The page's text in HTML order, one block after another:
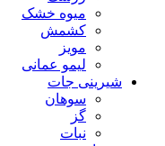
میوه خشک
کشمش
مویز
لیمو عمانی
شیرینی جات
سوهان
گز
نبات